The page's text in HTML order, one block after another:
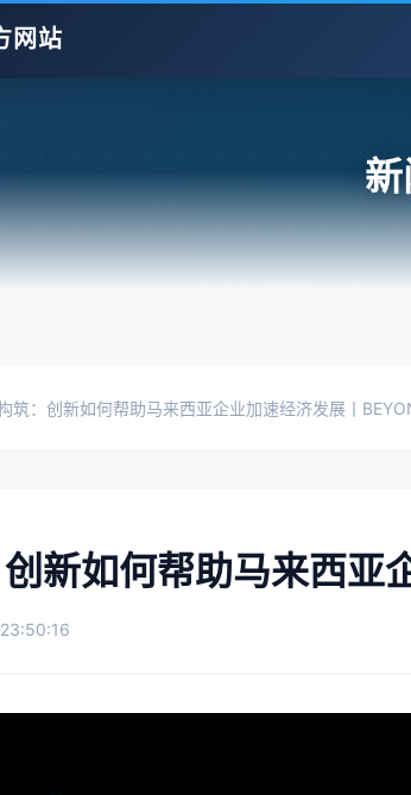
网站
筑：创新如何帮助马来西亚企业加速经济发展丨
新如何帮助马来西亚